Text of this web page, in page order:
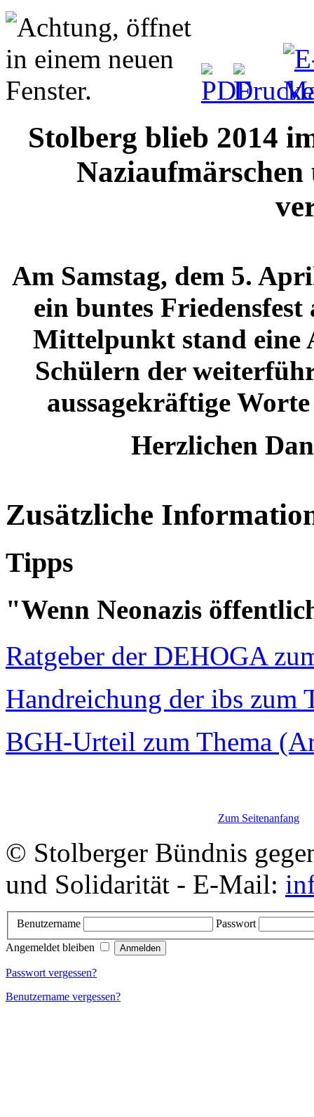
Stolberg blieb 2014
Am Samstag, dem 5.
ein buntes
Mittelpunkt stand eine
Schülern der
aussagekräftige
Herzlichen
Zusätzliche
Tipps
"Wenn Neonazis
Ratgeber der DEHOGA
Handreichung der ibs zum
BGH-Urteil zum Thema
Zum Seitenanfang
© Stolberger Bündnis
und Solidarität - E-Mail:
Benutzername
Passwort
Angemeldet bleiben
Passwort vergessen?
Benutzername vergessen?